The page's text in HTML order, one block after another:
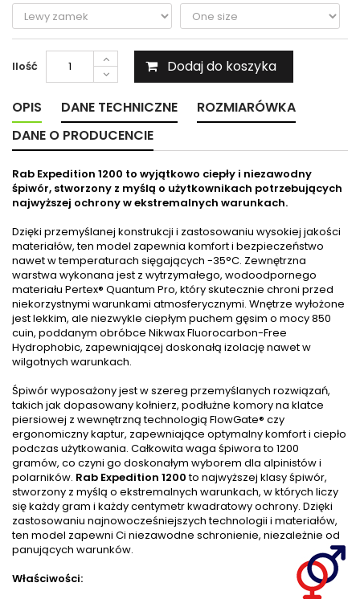
Ilość Dodaj do koszyka
OPIS DANE TECHNICZNE
ROZMIARÓWKA
DANE O PRODUCENCIE
Rab Expedition 1200 to wyjątkowo ciepły i niezawodny
śpiwór, stworzony z myślą o użytkownikach potrzebujących
najwyższej ochrony w ekstremalnych warunkach.
Dzięki przemyślanej konstrukcji i zastosowaniu wysokiej jakości
materiałów, ten model zapewnia komfort i bezpieczeństwo
nawet w temperaturach sięgających -35°C. Zewnętrzna
warstwa wykonana jest z wytrzymałego, wodoodpornego
materiału Pertex® Quantum Pro, który skutecznie chroni przed
niekorzystnymi warunkami atmosferycznymi. Wnętrze wyłożone
jest lekkim, ale niezwykle ciepłym puchem gęsim o mocy 850
cuin, poddanym obróbce Nikwax Fluorocarbon-Free
Hydrophobic, zapewniającej doskonałą izolację nawet w
wilgotnych warunkach.
Śpiwór wyposażony jest w szereg przemyślanych rozwiązań,
takich jak dopasowany kołnierz, podłużne komory na klatce
piersiowej z wewnętrzną technologią FlowGate® czy
ergonomiczny kaptur, zapewniające optymalny komfort i ciepło
podczas użytkowania. Całkowita waga śpiwora to 1200
gramów, co czyni go doskonałym wyborem dla alpinistów i
polarników. Rab Expedition 1200to najwyższej klasy śpiwór,
stworzony z myślą o ekstremalnych warunkach, w których liczy
się każdy gram i każdy centymetr kwadratowy ochrony. Dzięki
zastosowaniu najnowocześniejszych technologii i materiałów,
ten model zapewni Ci niezawodne schronienie, niezależnie od
panujących warunków.
Właściwości: